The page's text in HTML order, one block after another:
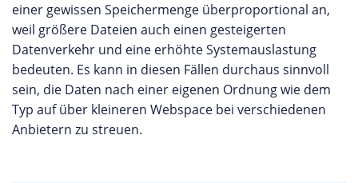
einer gewissen Speichermenge überproportional an,
weil größere Dateien auch einen gesteigerten
Datenverkehr und eine erhöhte Systemauslastung
bedeuten. Es kann in diesen Fällen durchaus sinnvoll
sein, die Daten nach einer eigenen Ordnung wie dem
Typ auf über kleineren Webspace bei verschiedenen
Anbietern zu streuen.